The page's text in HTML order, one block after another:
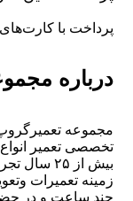
پرداخت با
درباره
مجموعه
تخصصی تعمیر
بیش از
زمینه تعمیرات
چند ساعت و در